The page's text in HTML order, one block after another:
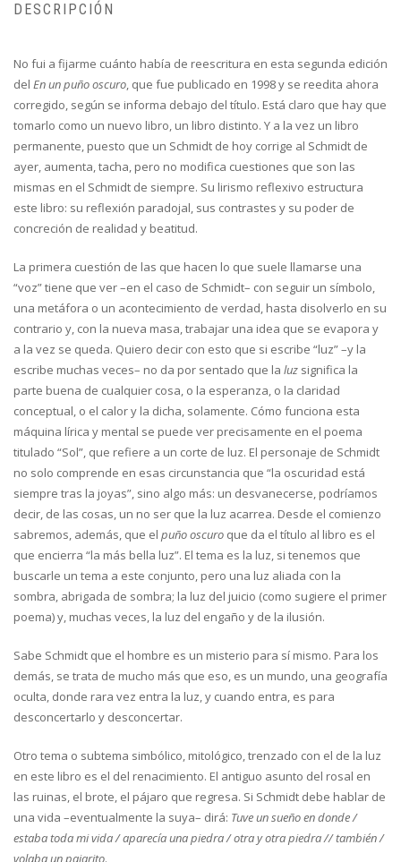
DESCRIPCIÓN
No fui a fijarme cuánto había de reescritura en esta segunda edición
del En un puño oscuro, que fue publicado en 1998 y se reedita ahora
corregido, según se informa debajo del título. Está claro que hay que
tomarlo como un nuevo libro, un libro distinto. Y a la vez un libro
permanente, puesto que un Schmidt de hoy corrige al Schmidt de
ayer, aumenta, tacha, pero no modifica cuestiones que son las
mismas en el Schmidt de siempre. Su lirismo reflexivo estructura
este libro: su reflexión paradojal, sus contrastes y su poder de
concreción de realidad y beatitud.
La primera cuestión de las que hacen lo que suele llamarse una
“voz” tiene que ver –en el caso de Schmidt– con seguir un símbolo,
una metáfora o un acontecimiento de verdad, hasta disolverlo en su
contrario y, con la nueva masa, trabajar una idea que se evapora y
a la vez se queda. Quiero decir con esto que si escribe “luz” –y la
escribe muchas veces– no da por sentado que la luz significa la
parte buena de cualquier cosa, o la esperanza, o la claridad
conceptual, o el calor y la dicha, solamente. Cómo funciona esta
máquina lírica y mental se puede ver precisamente en el poema
titulado “Sol”, que refiere a un corte de luz. El personaje de Schmidt
no solo comprende en esas circunstancia que “la oscuridad está
siempre tras la joyas”, sino algo más: un desvanecerse, podríamos
decir, de las cosas, un no ser que la luz acarrea. Desde el comienzo
sabremos, además, que el puño oscuro que da el título al libro es el
que encierra “la más bella luz”. El tema es la luz, si tenemos que
buscarle un tema a este conjunto, pero una luz aliada con la
sombra, abrigada de sombra; la luz del juicio (como sugiere el primer
poema) y, muchas veces, la luz del engaño y de la ilusión.
Sabe Schmidt que el hombre es un misterio para sí mismo. Para los
demás, se trata de mucho más que eso, es un mundo, una geografía
oculta, donde rara vez entra la luz, y cuando entra, es para
desconcertarlo y desconcertar.
Otro tema o subtema simbólico, mitológico, trenzado con el de la luz
en este libro es el del renacimiento. El antiguo asunto del rosal en
las ruinas, el brote, el pájaro que regresa. Si Schmidt debe hablar de
una vida –eventualmente la suya– dirá: Tuve un sueño en donde /
estaba toda mi vida / aparecía una piedra / otra y otra piedra // también /
volaba un pajarito.